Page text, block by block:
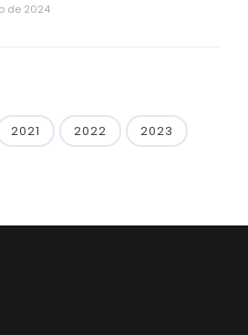
de 2024
2021 2022 2023